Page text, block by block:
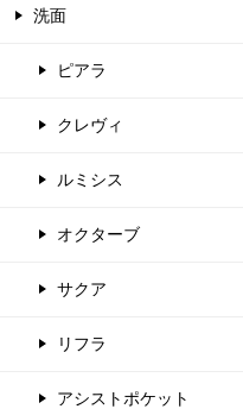
洗面
ピアラ
クレヴィ
ルミシス
オクターブ
サクア
リフラ
アシストポケット